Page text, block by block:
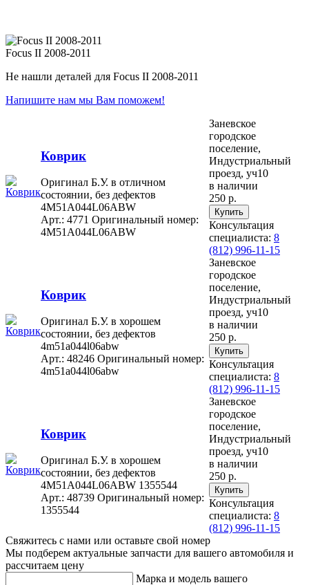
Focus II 2008-2011
Не нашли деталей для Focus II 2008-2011
Напишите нам мы Вам поможем!
Коврик
Оригинал Б.У. в отличном
состоянии, без дефектов
4M51A044L06ABW
Арт.: 4771 Оригинальный номер:
4M51A044L06ABW
Заневское
городское
поселение,
Индустриальный
проезд, уч10
в наличии
250 р.
Консультация
специалиста: 8
(812) 996-11-15
Коврик
Оригинал Б.У. в хорошем
состоянии, без дефектов
4m51a044l06abw
Арт.: 48246 Оригинальный номер:
4m51a044l06abw
Заневское
городское
поселение,
Индустриальный
проезд, уч10
в наличии
250 р.
Консультация
специалиста: 8
(812) 996-11-15
Коврик
Оригинал Б.У. в хорошем
состоянии, без дефектов
4M51A044L06ABW 1355544
Арт.: 48739 Оригинальный номер:
1355544
Заневское
городское
поселение,
Индустриальный
проезд, уч10
в наличии
250 р.
Консультация
специалиста: 8
(812) 996-11-15
Свяжитесь с нами или оставьте свой номер
Мы подберем актуальные запчасти для вашего автомобиля и
рассчитаем цену
Марка и модель вашего